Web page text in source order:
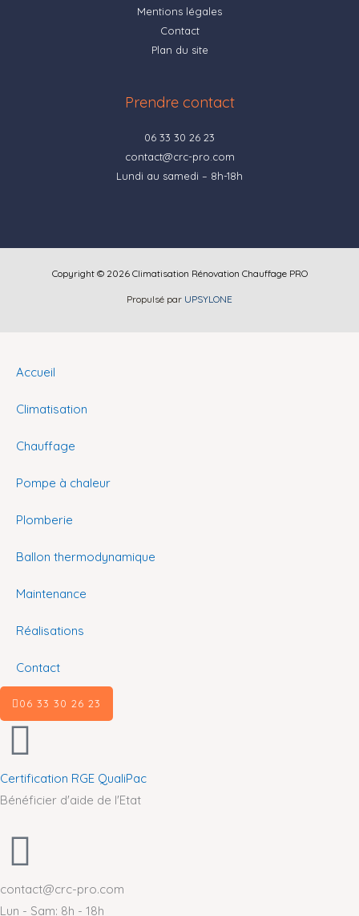
Mentions légales
Contact
Plan du site
Prendre contact
06 33 30 26 23
contact@crc-pro.com
Lundi au samedi – 8h-18h
Copyright © 2026 Climatisation Rénovation Chauffage PRO
Propulsé par UPSYLONE
Accueil
Climatisation
Chauffage
Pompe à chaleur
Plomberie
Ballon thermodynamique
Maintenance
Réalisations
Contact
06 33 30 26 23
Certification RGE QualiPac
Bénéficier d'aide de l'Etat
contact@crc-pro.com
Lun - Sam: 8h - 18h